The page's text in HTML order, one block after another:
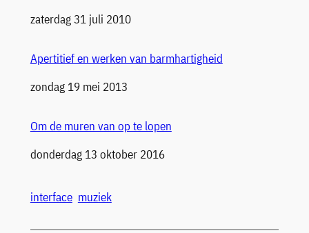
Datum
zaterdag 31 juli 2010
Apertitief en werken van barmhartigheid
Datum
zondag 19 mei 2013
Om de muren van op te lopen
Datum
donderdag 13 oktober 2016
interface muziek